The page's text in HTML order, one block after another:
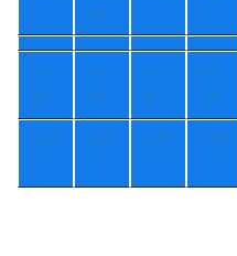
m
r
+1
6°
+1
5°
+1
4°
+1
3°
+7° +5° +3° +5°